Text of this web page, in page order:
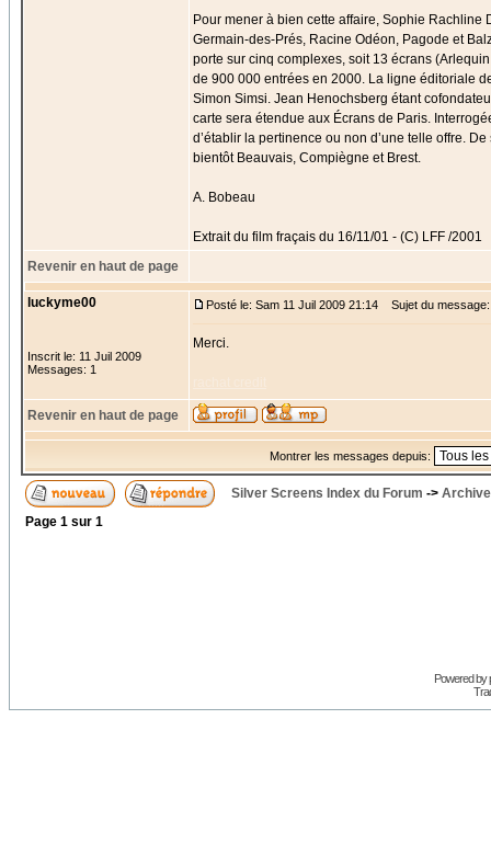
Pour mener à bien cette affaire, Sophie
Germain-des-Prés, Racine Odéon, Pagode et
porte sur cinq complexes, soit 13 écrans
de 900 000 entrées en 2000. La ligne éditoriale
Simon Simsi. Jean Henochsberg étant
carte sera étendue aux Écrans de Paris.
d’établir la pertinence ou non d’une telle offre.
bientôt Beauvais, Compiègne et Brest.
A. Bobeau
Extrait du film fraçais du 16/11/01 - (C) LFF /2001
Revenir en haut de page
luckyme00
Inscrit le: 11 Juil 2009
Messages: 1
Posté le: Sam 11 Juil 2009 21:14 Sujet du message:
Merci.
Revenir en haut de page
Montrer les messages depuis:
Silver Screens Index du Forum ->
Page 1 sur 1
Powered by